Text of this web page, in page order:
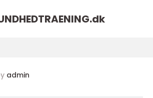
dk
admin